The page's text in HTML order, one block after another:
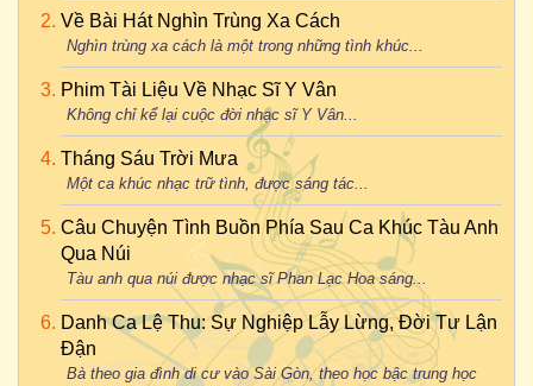
Về Bài Hát Nghìn Trùng Xa Cách
Nghìn trùng xa cách là một trong những tình khúc...
Phim Tài Liệu Về Nhạc Sĩ Y Vân
Không chỉ kể lại cuộc đời nhạc sĩ Y Vân...
Tháng Sáu Trời Mưa
Một ca khúc nhạc trữ tình, được sáng tác...
Câu Chuyện Tình Buồn Phía Sau Ca Khúc Tàu Anh
Qua Núi
Tàu anh qua núi được nhạc sĩ Phan Lạc Hoa sáng...
Danh Ca Lệ Thu: Sự Nghiệp Lẫy Lừng, Đời Tư Lận
Đận
Bà theo gia đình di cư vào Sài Gòn, theo học bậc trung học